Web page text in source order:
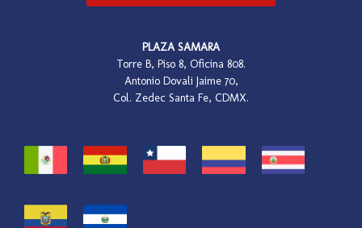
PLAZA SAMARA
Torre B, Piso 8, Oficina 808.
Antonio Dovali Jaime 70,
Col. Zedec Santa Fe, CDMX.